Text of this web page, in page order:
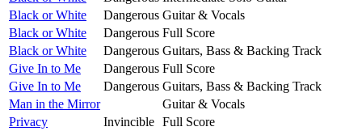
Black or White
Dangerous Guitar & Vocals
Black or White
Dangerous Full Score
Black or White
Dangerous Guitars, Bass & Backing Track
Give In to Me
Dangerous Full Score
Give In to Me
Dangerous Guitars, Bass & Backing Track
Man in the Mirror
Guitar & Vocals
Privacy
Invincible Full Score